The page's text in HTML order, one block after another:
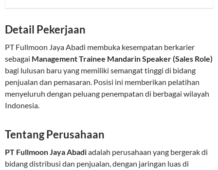
Detail Pekerjaan
PT Fullmoon Jaya Abadi membuka kesempatan berkarier
sebagai Management Trainee Mandarin Speaker (Sales Role)
bagi lulusan baru yang memiliki semangat tinggi di bidang
penjualan dan pemasaran. Posisi ini memberikan pelatihan
menyeluruh dengan peluang penempatan di berbagai wilayah
Indonesia.
Tentang Perusahaan
PT Fullmoon Jaya Abadiadalah perusahaan yang bergerak di
bidang distribusi dan penjualan, dengan jaringan luas di